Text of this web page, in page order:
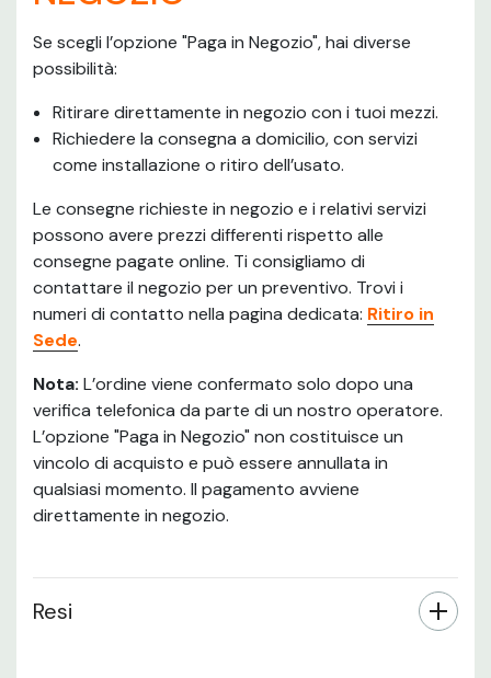
Se scegli l’opzione "Paga in Negozio", hai diverse
possibilità:
Ritirare direttamente in negozio con i tuoi mezzi.
Richiedere la consegna a domicilio, con servizi
come installazione o ritiro dell’usato.
Le consegne richieste in negozio e i relativi servizi
possono avere prezzi differenti rispetto alle
consegne pagate online. Ti consigliamo di
contattare il negozio per un preventivo. Trovi i
numeri di contatto nella pagina dedicata: Ritiro in
Sede.
Nota: L’ordine viene confermato solo dopo una
verifica telefonica da parte di un nostro operatore.
L’opzione "Paga in Negozio" non costituisce un
vincolo di acquisto e può essere annullata in
qualsiasi momento. Il pagamento avviene
direttamente in negozio.
Resi